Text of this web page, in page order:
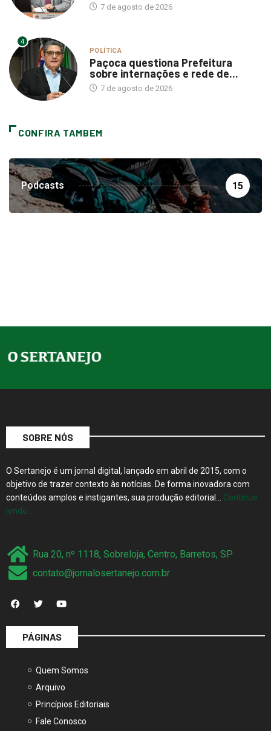
7 de agosto de 2026
4
POLÍTICA
Paçoca questiona Prefeitura
sobre internações e rede de...
7 de agosto de 2026
CONFIRA TAMBEM
Podcasts 15
SOBRE NÓS
O Sertanejo é um jornal digital, lançado em abril de 2015, com o
objetivo de trazer contexto às notícias. De forma inovadora com
conteúdos amplos e instigantes, sua produção editorial… Continue
lendo…
Rua 20, nº 1118, Sobreloja, Centro, Barretos, SP
contato@jornalosertanejo.com.br
PÁGINAS
Quem Somos
Arquivo
Princípios Editoriais
Fale Conosco